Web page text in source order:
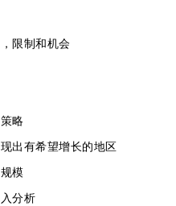
限制和机会
略
出有希望增长的地区
模
分析